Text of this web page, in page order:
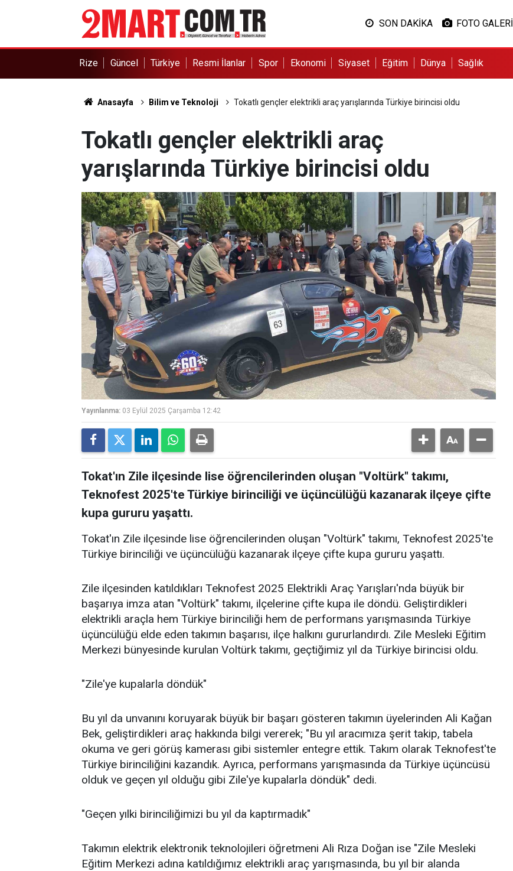
SON DAKİKA FOTO GALERİ
Rize Güncel Türkiye Resmi İlanlar Spor Ekonomi Siyaset Eğitim Dünya Sağlık
Anasayfa Bilim ve Teknoloji Tokatlı gençler elektrikli araç yarışlarında Türkiye birincisi oldu
Tokatlı gençler elektrikli araç
yarışlarında Türkiye birincisi oldu
Yayınlanma: 03 Eylül 2025 Çarşamba 12:42
Tokat'ın Zile ilçesinde lise öğrencilerinden oluşan "Voltürk" takımı,
Teknofest 2025'te Türkiye birinciliği ve üçüncülüğü kazanarak ilçeye çifte
kupa gururu yaşattı.
Tokat'ın Zile ilçesinde lise öğrencilerinden oluşan "Voltürk" takımı, Teknofest 2025'te
Türkiye birinciliği ve üçüncülüğü kazanarak ilçeye çifte kupa gururu yaşattı.
Zile ilçesinden katıldıkları Teknofest 2025 Elektrikli Araç Yarışları'nda büyük bir
başarıya imza atan "Voltürk" takımı, ilçelerine çifte kupa ile döndü. Geliştirdikleri
elektrikli araçla hem Türkiye birinciliği hem de performans yarışmasında Türkiye
üçüncülüğü elde eden takımın başarısı, ilçe halkını gururlandırdı. Zile Mesleki Eğitim
Merkezi bünyesinde kurulan Voltürk takımı, geçtiğimiz yıl da Türkiye birincisi oldu.
"Zile'ye kupalarla döndük"
Bu yıl da unvanını koruyarak büyük bir başarı gösteren takımın üyelerinden Ali Kağan
Bek, geliştirdikleri araç hakkında bilgi vererek; "Bu yıl aracımıza şerit takip, tabela
okuma ve geri görüş kamerası gibi sistemler entegre ettik. Takım olarak Teknofest'te
Türkiye birinciliğini kazandık. Ayrıca, performans yarışmasında da Türkiye üçüncüsü
olduk ve geçen yıl olduğu gibi Zile'ye kupalarla döndük" dedi.
"Geçen yılki birinciliğimizi bu yıl da kaptırmadık"
Takımın elektrik elektronik teknolojileri öğretmeni Ali Rıza Doğan ise "Zile Mesleki
Eğitim Merkezi adına katıldığımız elektrikli araç yarışmasında, bu yıl bir alanda